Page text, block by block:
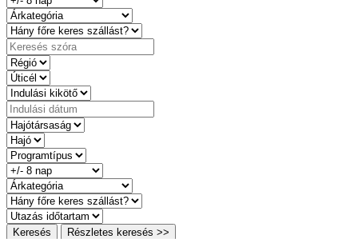
Keresés Részletes keresés >>